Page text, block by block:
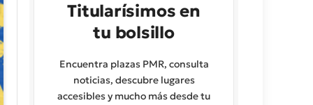
Titularísimos en
tu bolsillo
Encuentra plazas PMR, consulta
noticias, descubre lugares
accesibles y mucho más desde tu